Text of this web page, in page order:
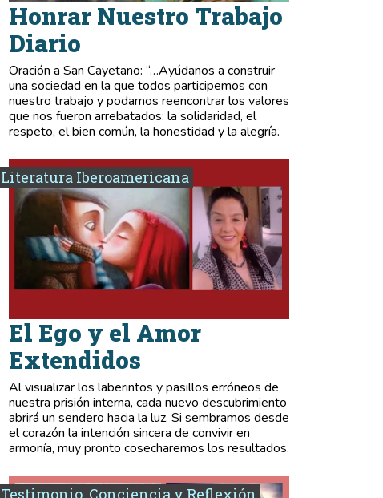
Honrar Nuestro Trabajo
Diario
Oración a San Cayetano: “…Ayúdanos a construir
una sociedad en la que todos participemos con
nuestro trabajo y podamos reencontrar los valores
que nos fueron arrebatados: la solidaridad, el
respeto, el bien común, la honestidad y la alegría.
Literatura Iberoamericana
El Ego y el Amor
Extendidos
Al visualizar los laberintos y pasillos erróneos de
nuestra prisión interna, cada nuevo descubrimiento
abrirá un sendero hacia la luz. Si sembramos desde
el corazón la intención sincera de convivir en
armonía, muy pronto cosecharemos los resultados.
Testimonio, Conciencia y Reflexión